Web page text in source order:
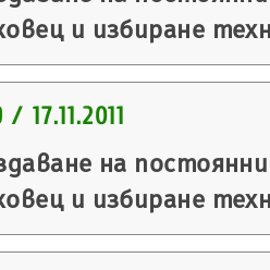
и избиране
/ 17.11.2011
на
и избиране